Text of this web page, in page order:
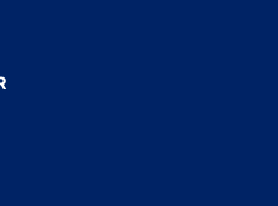
till annan webbplats, öppnas i nytt
till annan webbplats, öppnas i nytt